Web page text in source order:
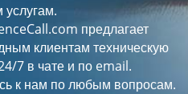
предлагает
клиентам техническую
7 в чате и по email.
к нам по любым вопросам.